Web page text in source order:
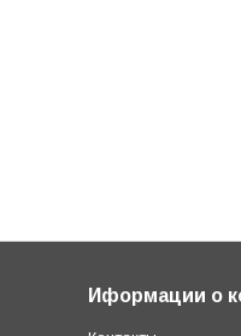
Иформации о